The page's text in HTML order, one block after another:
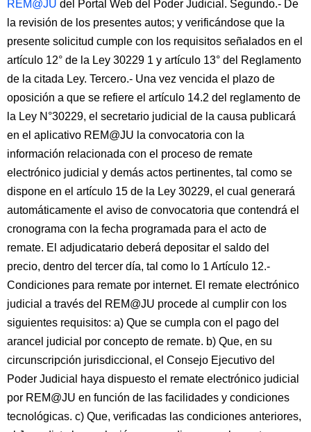
REM@JU del Portal Web del Poder Judicial. Segundo.- De
la revisión de los presentes autos; y verificándose que la
presente solicitud cumple con los requisitos señalados en el
artículo 12° de la Ley 30229 1 y artículo 13° del Reglamento
de la citada Ley. Tercero.- Una vez vencida el plazo de
oposición a que se refiere el artículo 14.2 del reglamento de
la Ley N°30229, el secretario judicial de la causa publicará
en el aplicativo REM@JU la convocatoria con la
información relacionada con el proceso de remate
electrónico judicial y demás actos pertinentes, tal como se
dispone en el artículo 15 de la Ley 30229, el cual generará
automáticamente el aviso de convocatoria que contendrá el
cronograma con la fecha programada para el acto de
remate. El adjudicatario deberá depositar el saldo del
precio, dentro del tercer día, tal como lo 1 Artículo 12.-
Condiciones para remate por internet. El remate electrónico
judicial a través del REM@JU procede al cumplir con los
siguientes requisitos: a) Que se cumpla con el pago del
arancel judicial por concepto de remate. b) Que, en su
circunscripción jurisdiccional, el Consejo Ejecutivo del
Poder Judicial haya dispuesto el remate electrónico judicial
por REM@JU en función de las facilidades y condiciones
tecnológicas. c) Que, verificadas las condiciones anteriores,